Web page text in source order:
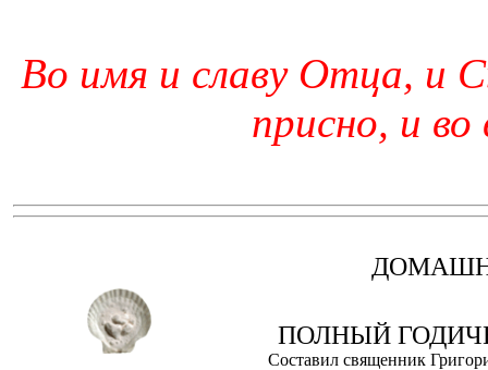
Во имя и славу Отца, и
присно, и во
ПОЛНЫЙ
Составил священник